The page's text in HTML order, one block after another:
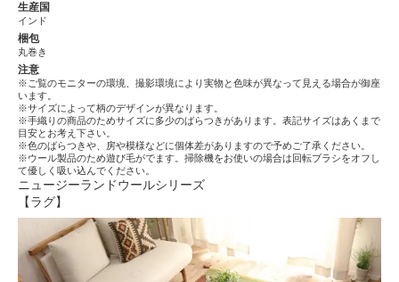
生産国
インド
梱包
丸巻き
注意
※ご覧のモニターの環境、撮影環境により実物と色味が異なって見える場合が御座
います。
※サイズによって柄のデザインが異なります。
※手織りの商品のためサイズに多少のばらつきがあります。表記サイズはあくまで
目安とお考え下さい。
※色のばらつきや、房や模様などに個体差がありますので予めご了承ください。
※ウール製品のため遊び毛がでます。掃除機をお使いの場合は回転ブラシをオフし
て優しく吸い込んでください。
ニュージーランドウールシリーズ
【ラグ】